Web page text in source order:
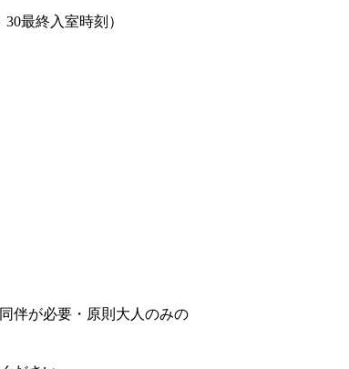
最終入室時刻）
伴が必要・原則大人のみの